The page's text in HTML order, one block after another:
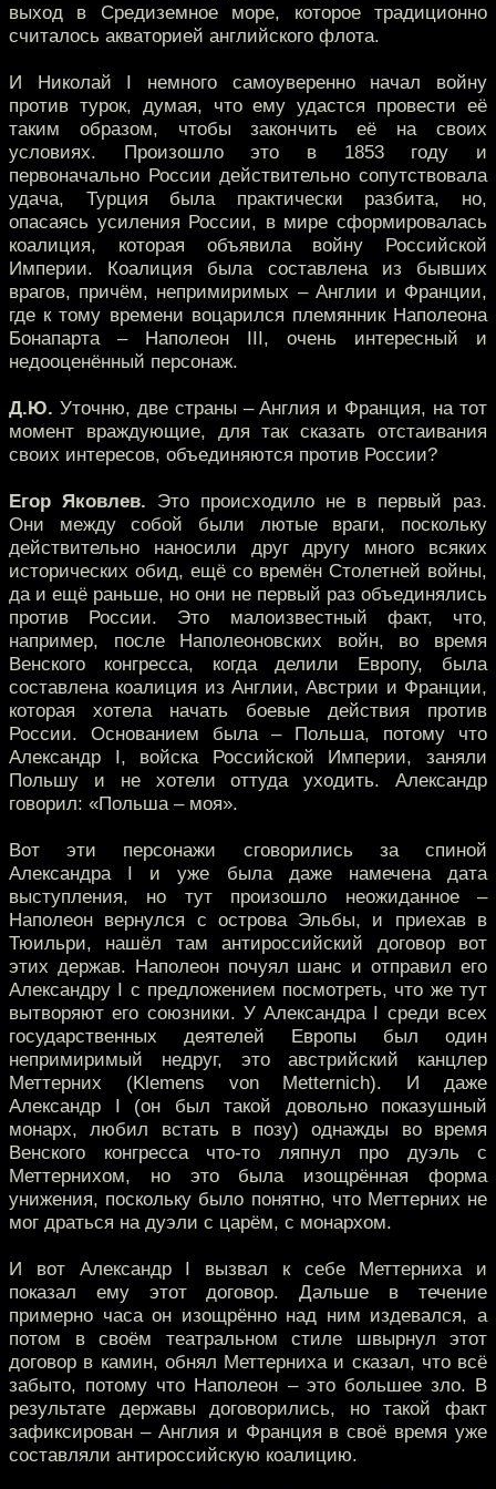
выход в Средиземное море, которое традиционно
считалось акваторией английского флота.
И Николай I немного самоуверенно начал войну
против турок, думая, что ему удастся провести её
таким образом, чтобы закончить её на своих
условиях. Произошло это в 1853 году и
первоначально России действительно сопутствовала
удача, Турция была практически разбита, но,
опасаясь усиления России, в мире сформировалась
коалиция, которая объявила войну Российской
Империи. Коалиция была составлена из бывших
врагов, причём, непримиримых – Англии и Франции,
где к тому времени воцарился племянник Наполеона
Бонапарта – Наполеон III, очень интересный и
недооценённый персонаж.
Д.Ю. Уточню, две страны – Англия и Франция, на тот
момент враждующие, для так сказать отстаивания
своих интересов, объединяются против России?
Егор Яковлев. Это происходило не в первый раз.
Они между собой были лютые враги, поскольку
действительно наносили друг другу много всяких
исторических обид, ещё со времён Столетней войны,
да и ещё раньше, но они не первый раз объединялись
против России. Это малоизвестный факт, что,
например, после Наполеоновских войн, во время
Венского конгресса, когда делили Европу, была
составлена коалиция из Англии, Австрии и Франции,
которая хотела начать боевые действия против
России. Основанием была – Польша, потому что
Александр I, войска Российской Империи, заняли
Польшу и не хотели оттуда уходить. Александр
говорил: «Польша – моя».
Вот эти персонажи сговорились за спиной
Александра I и уже была даже намечена дата
выступления, но тут произошло неожиданное –
Наполеон вернулся с острова Эльбы, и приехав в
Тюильри, нашёл там антироссийский договор вот
этих держав. Наполеон почуял шанс и отправил его
Александру I с предложением посмотреть, что же тут
вытворяют его союзники. У Александра I среди всех
государственных деятелей Европы был один
непримиримый недруг, это австрийский канцлер
Меттерних (Klemens von Metternich). И даже
Александр I (он был такой довольно показушный
монарх, любил встать в позу) однажды во время
Венского конгресса что-то ляпнул про дуэль с
Меттернихом, но это была изощрённая форма
унижения, поскольку было понятно, что Меттерних не
мог драться на дуэли с царём, с монархом.
И вот Александр I вызвал к себе Меттерниха и
показал ему этот договор. Дальше в течение
примерно часа он изощрённо над ним издевался, а
потом в своём театральном стиле швырнул этот
договор в камин, обнял Меттерниха и сказал, что всё
забыто, потому что Наполеон – это большее зло. В
результате державы договорились, но такой факт
зафиксирован – Англия и Франция в своё время уже
составляли антироссийскую коалицию.